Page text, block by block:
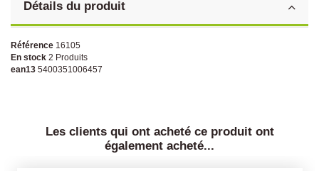
Détails du produit
Référence 16105
En stock 2 Produits
ean13 5400351006457
Les clients qui ont acheté ce produit ont
également acheté...